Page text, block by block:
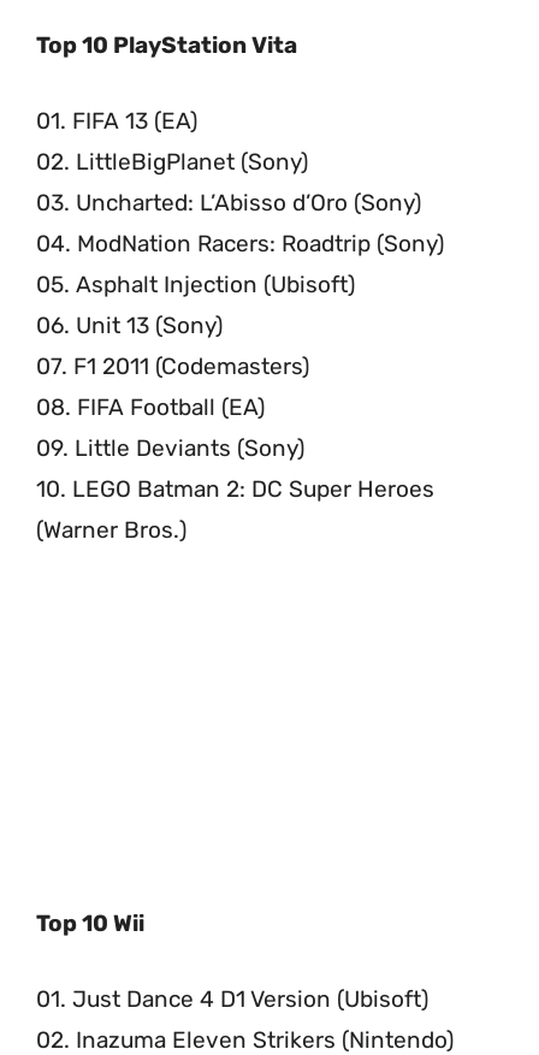
Top 10 PlayStation Vita
01. FIFA 13 (EA)
02. LittleBigPlanet (Sony)
03. Uncharted: L’Abisso d’Oro (Sony)
04. ModNation Racers: Roadtrip (Sony)
05. Asphalt Injection (Ubisoft)
06. Unit 13 (Sony)
07. F1 2011 (Codemasters)
08. FIFA Football (EA)
09. Little Deviants (Sony)
10. LEGO Batman 2: DC Super Heroes
(Warner Bros.)
Top 10 Wii
01. Just Dance 4 D1 Version (Ubisoft)
02. Inazuma Eleven Strikers (Nintendo)